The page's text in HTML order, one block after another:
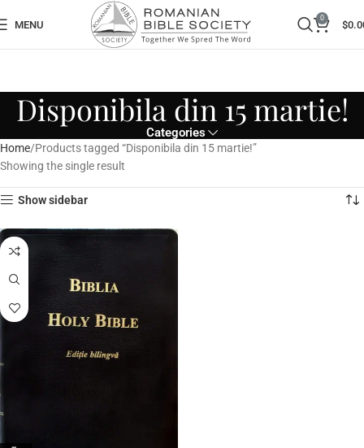
MENU
0
$
Disponibila din 15 martie!
Categories
Home Products tagged “Disponibila din 15 martie!”
Showing the single result
Show sidebar